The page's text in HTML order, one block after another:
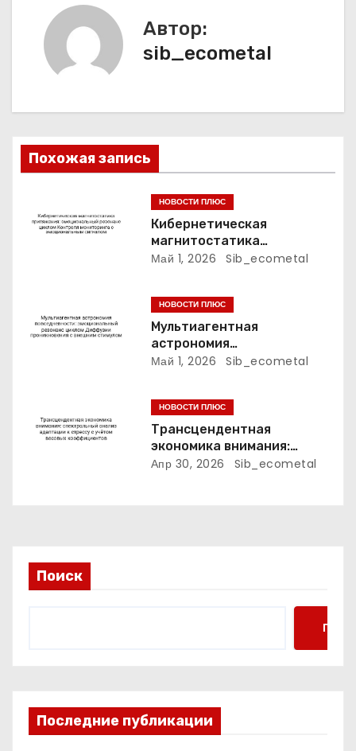
п
о
а
с
Автор:
sib_ecometal
Похожая запись
НОВОСТИ ПЛЮС
Кибернетическая
магнитостатика
притяжения:
мониторинга с
эмоциональным сигналом
Май 1, 2026 Sib_ecometal
НОВОСТИ ПЛЮС
Мультиагентная
астрономия
повседневности:
проникновения с внешним
стимулом
Май 1, 2026 Sib_ecometal
НОВОСТИ ПЛЮС
Трансцендентная
экономика внимания:
спектральный анализ
Апр 30, 2026 Sib_ecometal
Поиск
Поиск
Последние публикации